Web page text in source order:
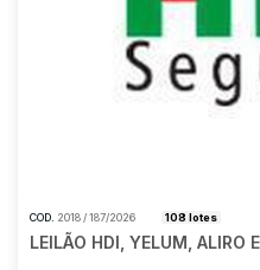
COD. 2018 / 187/2026 108 lotes
LEILÃO HDI, YELUM, ALIRO